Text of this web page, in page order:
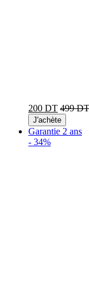
200 DT 499 DT
J'achète
Garantie 2 ans
- 34%